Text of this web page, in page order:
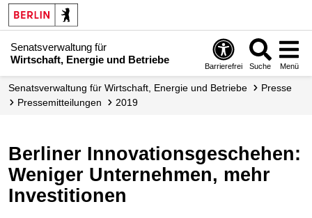
Senatsverwaltung für
Wirtschaft, Energie und Betriebe
Barrierefrei Suche Menü
Senats­verwaltung für Wirtschaft, Energie und Betriebe
Presse
Presse­mitteilungen
2019
Berliner Innovationsgeschehen:
Weniger Unternehmen, mehr
Investitionen